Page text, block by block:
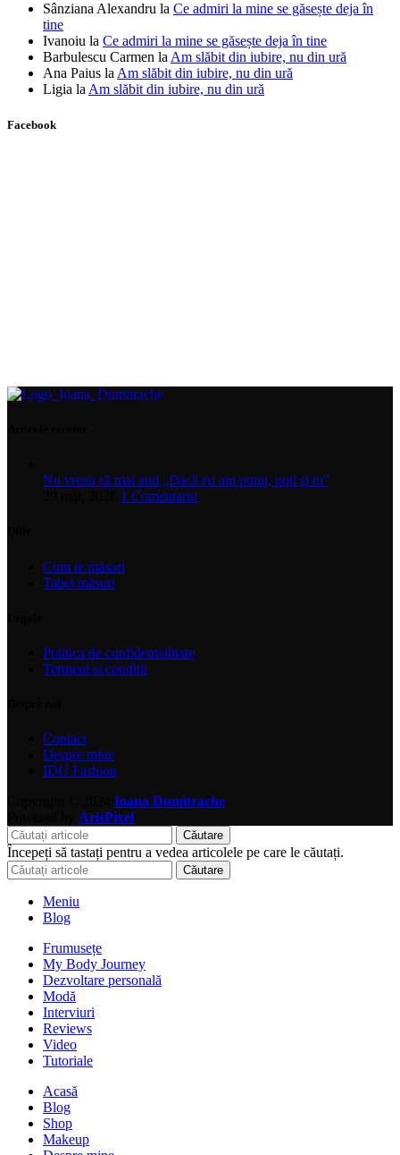
Sânziana Alexandru la Ce admiri la mine se găsește deja în
tine
Ivanoiu la Ce admiri la mine se găsește deja în tine
Barbulescu Carmen laAm slăbit din iubire, nu din ură
Ana Paius laAm slăbit din iubire, nu din ură
Ligia laAm slăbit din iubire, nu din ură
Facebook
Nu vreau să mai aud „Dacă eu am putut, poți și tu”
1 Comentariu
Cum te măsori
Tabel măsuri
Politica de confidentialitate
Termeni si conditii
Contact
Despre mine
IDU Fashion
Ioana Dumitrache
ArisPixel
Căutare
Începeți să tastați pentru a vedea articolele pe care le căutați.
Căutare
Meniu
Blog
Frumusețe
My Body Journey
Dezvoltare personală
Modă
Interviuri
Reviews
Video
Tutoriale
Acasă
Blog
Shop
Makeup